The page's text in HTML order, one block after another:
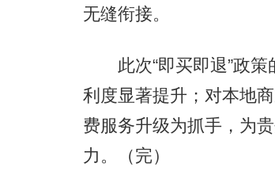
无缝衔接。
此次“即买即退”政策
利度显著提升；对本地
费服务升级为抓手，为
力。（完）